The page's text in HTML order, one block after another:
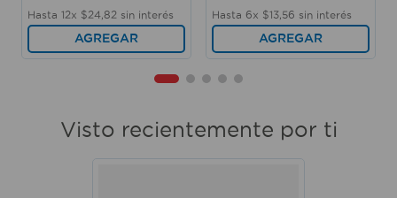
Hasta 12x $24 82 sin interés
AGREGAR
Hasta 6x $13 56 sin interés
AGREGAR
Visto recientemente por ti